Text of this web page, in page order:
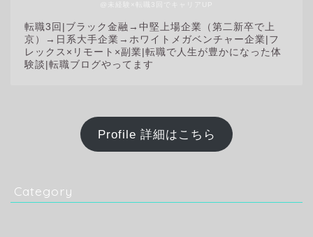
@未経験×転職3回でキャリアUP
転職3回| ブラック金融→中堅上場企業（第二新卒で上
京）→日系大手企業→ホワイトメガベンチャー企業|フ
レックス×リモート×副業|転職で人生が豊かになった体
験談|転職ブログやってます
Profile 詳細はこちら
Category